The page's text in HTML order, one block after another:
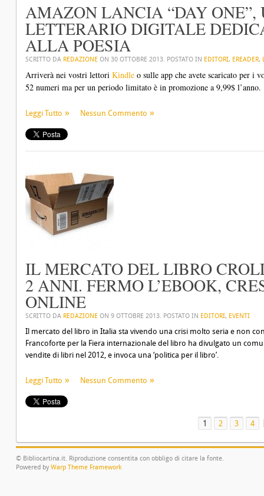
AMAZON LANCIA “DAY
LETTERARIO DIGITALE
ALLA POESIA
SCRITTO DA REDAZIONE ON 30 OTTOBRE 2013. POSTATO IN EDITORI, EREADER,
Arriverà nei vostri lettori Kindle o sulle app che avete scaricato per i
52 numeri ma per un periodo limitato è in promozione a 9,99$ l’anno.
Leggi Tutto Nessun Commento
IL MERCATO DEL LIBRO
2 ANNI. FERMO L’EBOOK,
ONLINE
SCRITTO DA REDAZIONE ON 9 OTTOBRE 2013. POSTATO IN EDITORI, EVENTI
Il mercato del libro in Italia sta vivendo una crisi molto seria e non
Francoforte per la Fiera internazionale del libro ha divulgato un
vendite di libri nel 2012, e invoca una ‘politica per il libro’.
Leggi Tutto Nessun Commento
1 2 3 4
© Bibliocartina.it. Riproduzione consentita con obbligo di citare la fonte.
Powered by Warp Theme Framework